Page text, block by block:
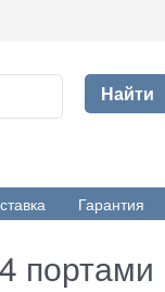
Найти
Гарантия
портами